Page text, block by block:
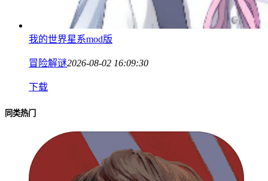
我的世界星系mod版
冒险解谜2026-08-02 16:09:30
下载
同类热门